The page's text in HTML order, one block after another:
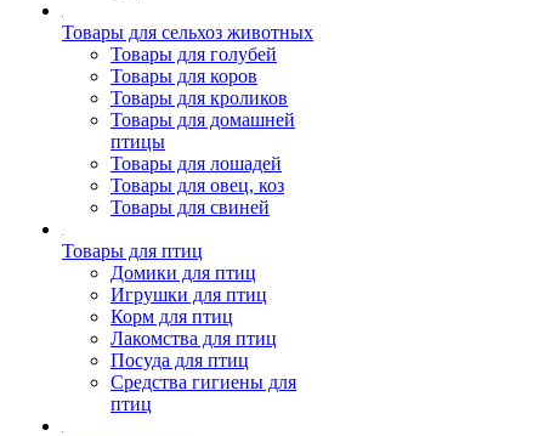
Товары для сельхоз животных
Товары для голубей
Товары для коров
Товары для кроликов
Товары для домашней
птицы
Товары для лошадей
Товары для овец, коз
Товары для свиней
Товары для птиц
Домики для птиц
Игрушки для птиц
Корм для птиц
Лакомства для птиц
Посуда для птиц
Средства гигиены для
птиц